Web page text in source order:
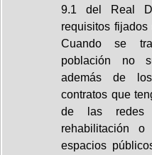
9.1 del Real
requisitos
Cuando se
población no
además de
contratos que
de las redes
rehabilitación
espacios